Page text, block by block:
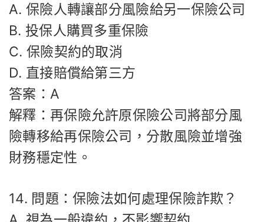
A. 保險人轉讓部分風險給另一保險公司
B. 投保人購買多重保險
C. 保險契約的取消
D. 直接賠償給第三方
答案：A
解釋：再保險允許原保險公司將部分風
險轉移給再保險公司，分散風險並增強
財務穩定性。
14. 問題：保險法如何處理保險詐欺？